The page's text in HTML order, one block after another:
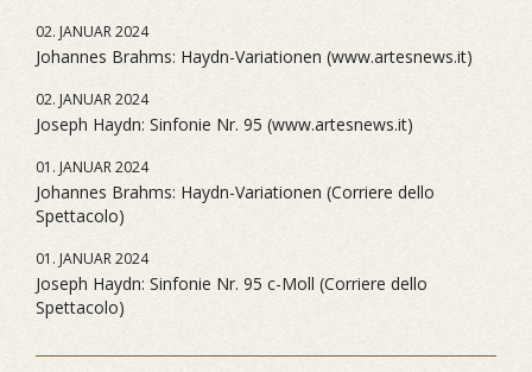
02. JANUAR 2024
Johannes Brahms: Haydn-Variationen (www.artesnews.it)
02. JANUAR 2024
Joseph Haydn: Sinfonie Nr. 95 (www.artesnews.it)
01. JANUAR 2024
Johannes Brahms: Haydn-Variationen (Corriere dello
Spettacolo)
01. JANUAR 2024
Joseph Haydn: Sinfonie Nr. 95 c-Moll (Corriere dello
Spettacolo)